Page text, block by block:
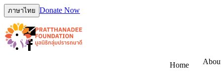
ภาษาไทย Donate Now
Home